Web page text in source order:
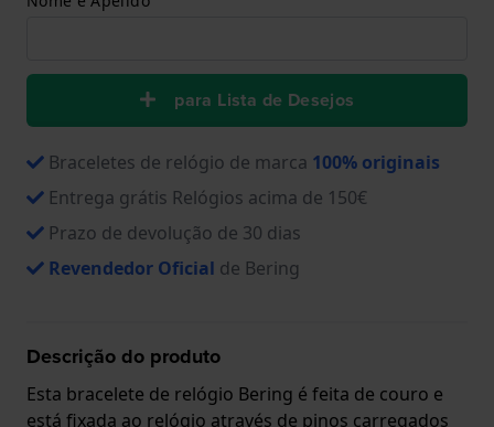
para Lista de Desejos
Braceletes de relógio de marca 100% originais
Entrega grátis Relógios acima de 150€
Prazo de devolução de 30 dias
Revendedor Oficial de Bering
Descrição do produto
Esta bracelete de relógio Bering é feita de couro e
está fixada ao relógio através de pinos carregados